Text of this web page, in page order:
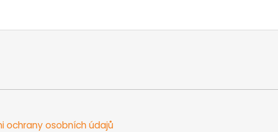
ochrany osobních údajů